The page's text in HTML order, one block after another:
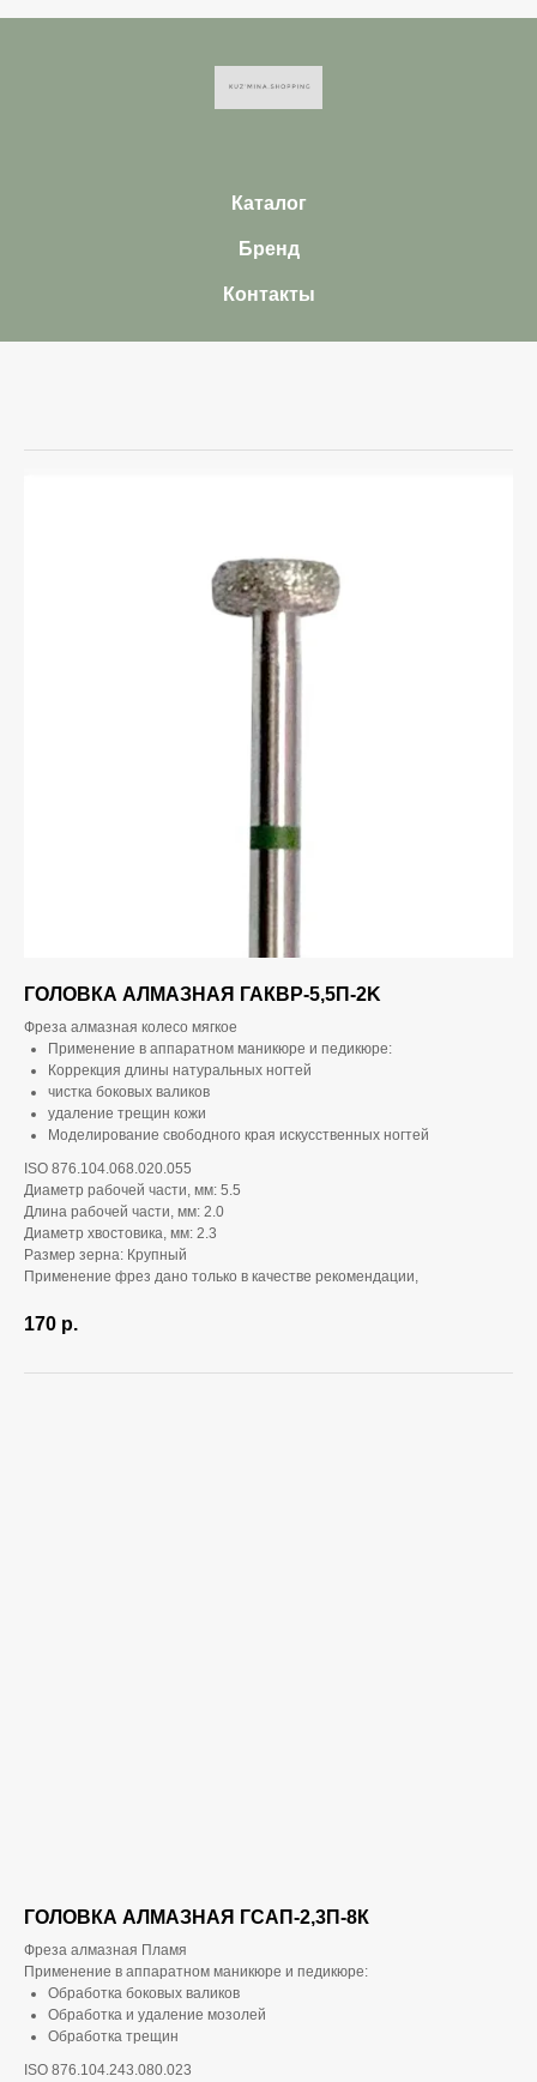
Каталог
Бренд
Контакты
ГОЛОВКА АЛМАЗНАЯ ГАКВР-5,5П-2K
Фреза алмазная колесо мягкое
Применение в аппаратном маникюре и педикюре:
Коррекция длины натуральных ногтей
чистка боковых валиков
удаление трещин кожи
Моделирование свободного края искусственных ногтей
ISO 876.104.068.020.055
Диаметр рабочей части, мм: 5.5
Длина рабочей части, мм: 2.0
Диаметр хвостовика, мм: 2.3
Размер зерна: Крупный
Применение фрез дано только в качестве рекомендации,
170 р.
ГОЛОВКА АЛМАЗНАЯ ГСАП-2,3П-8К
Фреза алмазная Пламя
Применение в аппаратном маникюре и педикюре:
Обработка боковых валиков
Обработка и удаление мозолей
Обработка трещин
ISO 876.104.243.080.023